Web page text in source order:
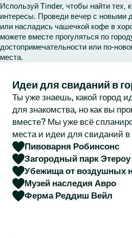
ц
а
T
i
n
r
Используй Tinder, чтобы найти тех,
интересы. Проведи вечер с новыми
или насладись чашечкой кофе в
можете вместе прогуляться по
достопримечательности или по-
места.
Идеи для свиданий в
Ты уже знаешь, какой город
для знакомства, но как вы
вместе? Мы уже всё
места и идеи для свиданий в
Пивоварня Робинсонс
Загородный парк Этероу
Убежища от воздушных
Музей наследия Авро
Ферма Реддиш Вейл